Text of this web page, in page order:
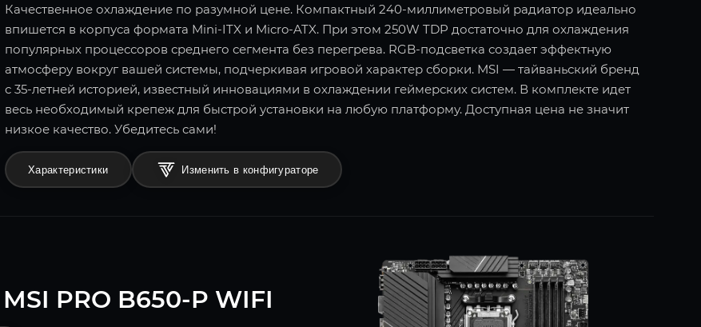
Качественное охлаждение по разумной цене. Компактный 240-миллиметровый радиатор идеально
впишется в корпуса формата Mini-ITX и Micro-ATX. При этом 250W TDP достаточно для охлаждения
популярных процессоров среднего сегмента без перегрева. RGB-подсветка создает эффектную
атмосферу вокруг вашей системы, подчеркивая игровой характер сборки. MSI — тайваньский бренд
с 35-летней историей, известный инновациями в охлаждении геймерских систем. В комплекте идет
весь необходимый крепеж для быстрой установки на любую платформу. Доступная цена не значит
низкое качество. Убедитесь сами!
Характеристики Изменить в конфигураторе
PRO B650-P WIFI